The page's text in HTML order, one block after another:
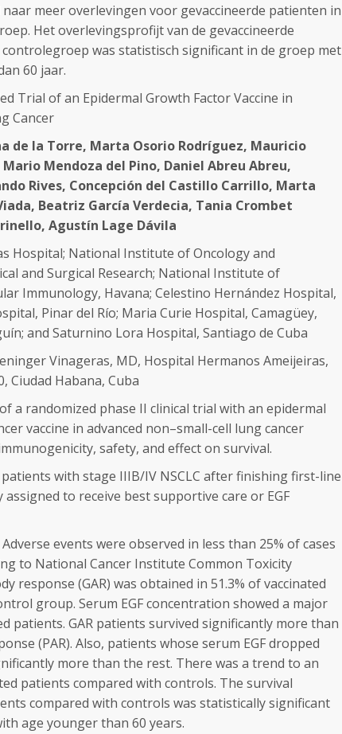
meer overlevingen voor gevaccineerde patienten in
Het overlevingsprofijt van de gevaccineerde
was statistisch significant in de groep met
60 jaar.
Trial of an Epidermal Growth Factor Vaccine in
Cancer
de la Torre, Marta Osorio Rodríguez, Mauricio
Mendoza del Pino, Daniel Abreu Abreu,
Rives, Concepción del Castillo Carrillo, Marta
Beatriz García Verdecia, Tania Crombet
Agustín Lage Dávila
Hospital; National Institute of Oncology and
and Surgical Research; National Institute of
Immunology, Havana; Celestino Hernández Hospital,
Pinar del Río; Maria Curie Hospital, Camagüey,
and Saturnino Lora Hospital, Santiago de Cuba
Vinageras, MD, Hospital Hermanos Ameijeiras,
Ciudad Habana, Cuba
a randomized phase II clinical trial with an epidermal
vaccine in advanced non–small-cell lung cancer
safety, and effect on survival.
with stage IIIB/IV NSCLC after finishing first-line
to receive best supportive care or EGF
events were observed in less than 25% of cases
to National Cancer Institute Common Toxicity
response (GAR) was obtained in 51.3% of vaccinated
group. Serum EGF concentration showed a major
patients. GAR patients survived significantly more than
(PAR). Also, patients whose serum EGF dropped
more than the rest. There was a trend to an
patients compared with controls. The survival
compared with controls was statistically significant
age younger than 60 years.